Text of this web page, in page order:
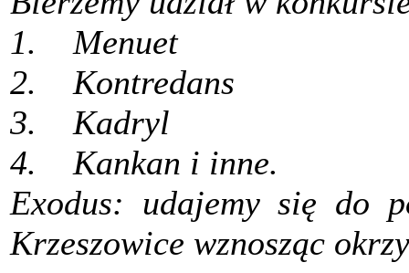
1. Menuet
2. Kontredans
3. Kadryl
4. Kankan i inne.
Exodus: udajemy się do
Krzeszowice wznosząc